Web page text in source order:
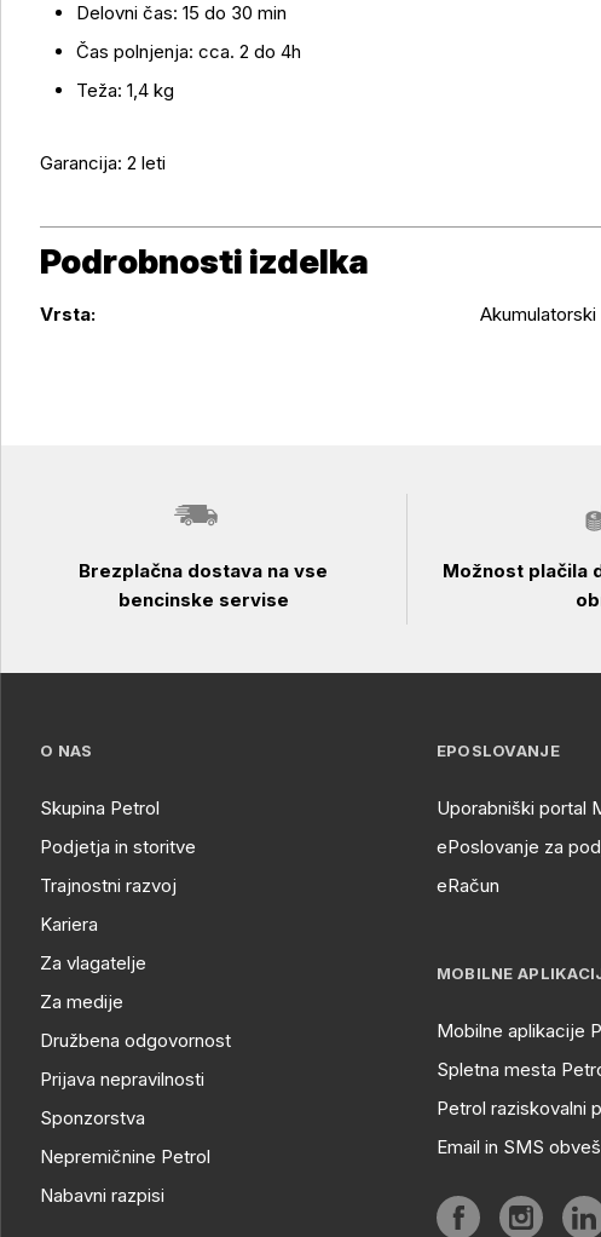
Delovni čas: 15 do 30 min
Čas polnjenja: cca. 2 do 4h
Teža: 1,4 kg
Garancija: 2 leti
Podrobnosti izdelka
Vrsta: Akumulatorski
Brezplačna dostava na vse
bencinske servise
Možnost plačila
O NAS
Skupina Petrol
Podjetja in storitve
Trajnostni razvoj
Kariera
Za vlagatelje
Za medije
Družbena odgovornost
Prijava nepravilnosti
Sponzorstva
Nepremičnine Petrol
Nabavni razpisi
EPOSLOVANJE
Uporabniški portal
ePoslovanje za
eRačun
MOBILNE
Mobilne aplikacije
Spletna mesta
Petrol raziskovalni
Email in SMS